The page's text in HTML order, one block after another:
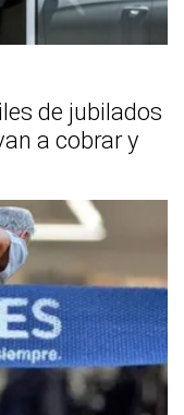
de jubilados
a cobrar y